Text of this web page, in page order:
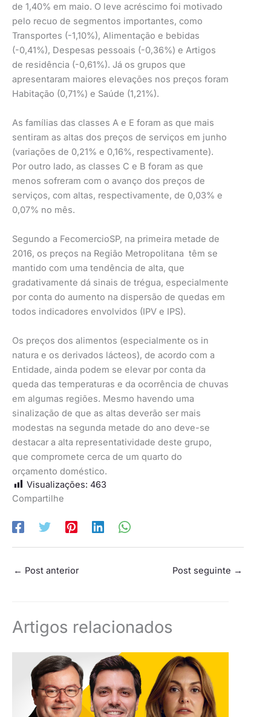
de 1,40% em maio. O leve acréscimo foi motivado
pelo recuo de segmentos importantes, como
Transportes (-1,10%), Alimentação e bebidas
(-0,41%), Despesas pessoais (-0,36%) e Artigos
de residência (-0,61%). Já os grupos que
apresentaram maiores elevações nos preços foram
Habitação (0,71%) e Saúde (1,21%).
As famílias das classes A e E foram as que mais
sentiram as altas dos preços de serviços em junho
(variações de 0,21% e 0,16%, respectivamente).
Por outro lado, as classes C e B foram as que
menos sofreram com o avanço dos preços de
serviços, com altas, respectivamente, de 0,03% e
0,07% no mês.
Segundo a FecomercioSP, na primeira metade de
2016, os preços na Região Metropolitana têm se
mantido com uma tendência de alta, que
gradativamente dá sinais de trégua, especialmente
por conta do aumento na dispersão de quedas em
todos indicadores envolvidos (IPV e IPS).
Os preços dos alimentos (especialmente os in
natura e os derivados lácteos), de acordo com a
Entidade, ainda podem se elevar por conta da
queda das temperaturas e da ocorrência de chuvas
em algumas regiões. Mesmo havendo uma
sinalização de que as altas deverão ser mais
modestas na segunda metade do ano deve-se
destacar a alta representatividade deste grupo,
que compromete cerca de um quarto do
orçamento doméstico.
Visualizações: 463
Compartilhe
← Post anterior Post seguinte →
Artigos relacionados